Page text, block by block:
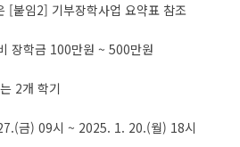
붙임2] 기부장학사업 요약표 참조
장학금 100만원 ~ 500만원
2개 학기
금) 09시 ~ 2025. 1. 20.(월) 18시